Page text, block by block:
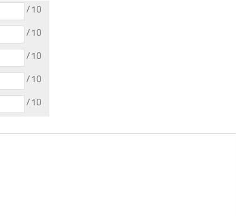
/10
/10
/10
/10
/10